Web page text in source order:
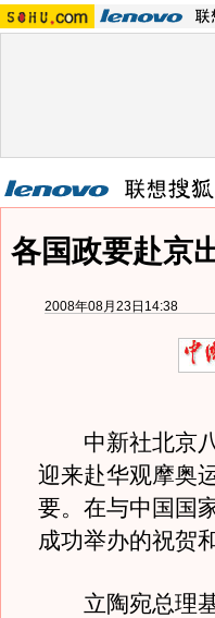
各国政要赴京
2008年08月23日14:38
中新社北京八
迎来赴华观摩奥
要。在与中国国
成功举办的祝贺
立陶宛总理基